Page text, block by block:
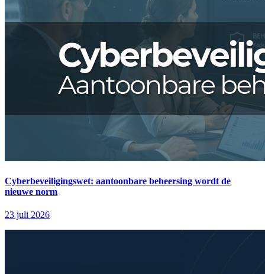
Cyberbeveiligingswet: aantoonbare beheersing wordt de
nieuwe norm
23 juli 2026